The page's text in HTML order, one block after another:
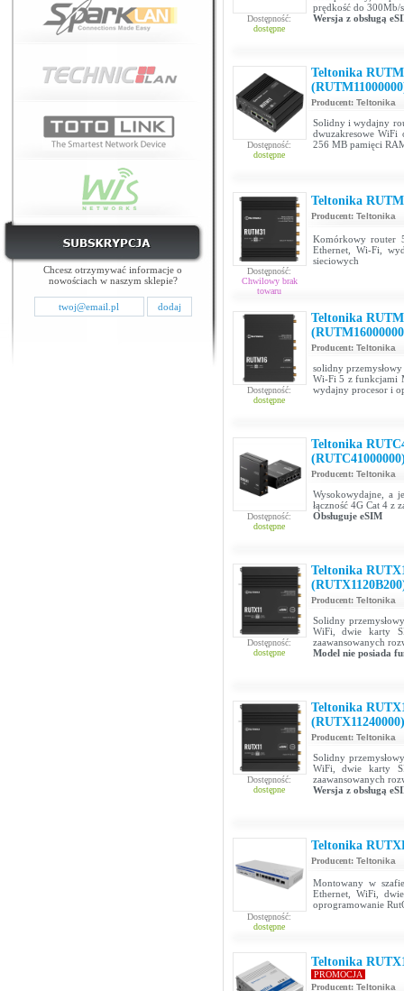
Chcesz otrzymywać informacje o
nowościach w naszym sklepie?
Dostępność:
dostępne
prędkość do 300Mb/s
Wersja z obsługą
Dostępność:
dostępne
Teltonika
Producent: Teltonika
Solidny i wydajny
dwuzakresowe WiFi
256 MB pamięci
Dostępność:
Chwilowy brak
towaru
Teltonika
Producent: Teltonika
Komórkowy router
Ethernet, Wi-Fi,
sieciowych
Dostępność:
dostępne
Teltonika
Producent: Teltonika
solidny
Wi-Fi 5 z funkcjami
wydajny procesor i
Dostępność:
dostępne
Teltonika
Producent: Teltonika
Wysokowydajne, a
łączność 4G Cat 4 z
Obsługuje eSIM
Dostępność:
dostępne
Teltonika
Producent: Teltonika
Solidny
WiFi, dwie karty
zaawansowanych
Model nie posiada
Dostępność:
dostępne
Teltonika
(RUTX11240000)
Producent: Teltonika
Solidny
WiFi, dwie karty
zaawansowanych
Wersja z obsługą
Dostępność:
dostępne
Teltonika
Producent: Teltonika
Montowany w
Ethernet, WiFi,
oprogramowanie
Teltonika
PROMOCJA
Producent: Teltonika